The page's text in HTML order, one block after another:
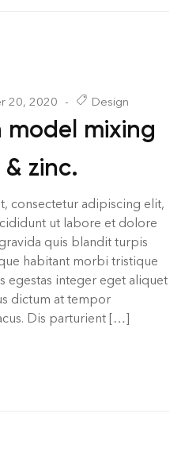
20, 2020 Design
mixing
zinc.
consectetur adipiscing elit,
ut labore et dolore
quis blandit turpis
habitant morbi tristique
egestas integer eget aliquet
dictum at tempor
Dis parturient […]